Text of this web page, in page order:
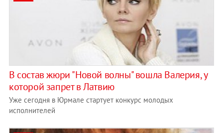
В состав жюри "Новой волны" вошла Валерия, у
которой запрет в Латвию
Уже сегодня в Юрмале стартует конкурс молодых
исполнителей